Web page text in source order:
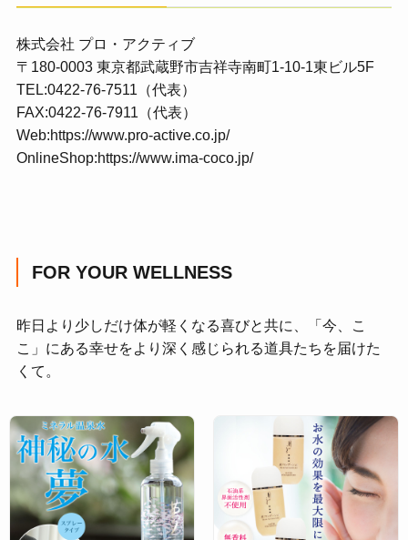
株式会社 プロ・アクティブ
〒180-0003 東京都武蔵野市吉祥寺南町1-10-1東ビル5F
TEL:0422-76-7511（代表）
FAX:0422-76-7911（代表）
Web:https://www.pro-active.co.jp/
OnlineShop:https://www.ima-coco.jp/
FOR YOUR WELLNESS
昨日より少しだけ体が軽くなる喜びと共に、「今、こ
こ」にある幸せをより深く感じられる道具たちを届けた
くて。